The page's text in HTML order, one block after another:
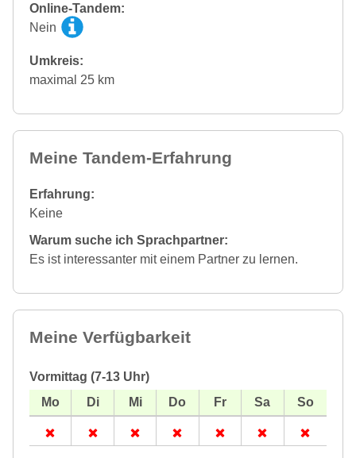
Online-Tandem:
Nein
Umkreis:
maximal 25 km
Meine Tandem-Erfahrung
Erfahrung:
Keine
Warum suche ich Sprachpartner:
Es ist interessanter mit einem Partner zu lernen.
Meine Verfügbarkeit
Vormittag (7-13 Uhr)